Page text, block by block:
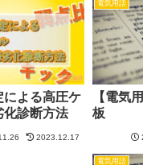
による高圧ケ
化診断方法
2023.12.17
電気用語
【電気
板
電気用語